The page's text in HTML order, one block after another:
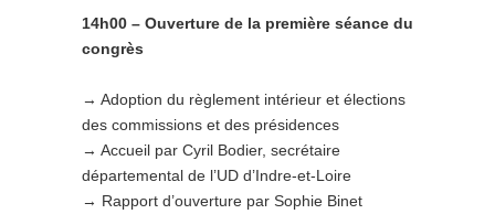
14h00 – Ouverture de la première séance du
congrès
→ Adoption du règlement intérieur et élections
des commissions et des présidences
→ Accueil par Cyril Bodier, secrétaire
départemental de l’UD d’Indre-et-Loire
→ Rapport d’ouverture par Sophie Binet